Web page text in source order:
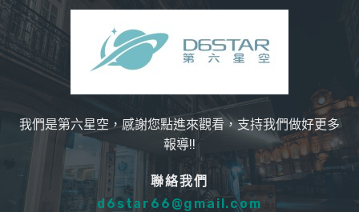
我們是第六星空，感謝您點進來觀看，支持我們做好更多
報導!!
聯絡我們
d6star66@gmail.com